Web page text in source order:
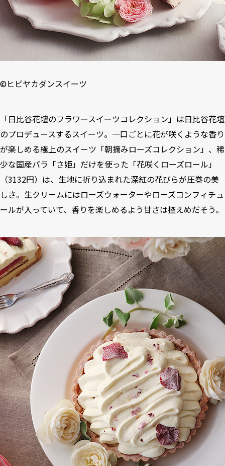
©ヒビヤカダンスイーツ
「日比谷花壇のフラワースイーツコレクション」は日比谷花壇
のプロデュースするスイーツ。一口ごとに花が咲くような香り
が楽しめる極上のスイーツ「朝摘みローズコレクション」、稀
少な国産バラ「さ姫」だけを使った「花咲くローズロール」
（3132円）は、生地に折り込まれた深紅の花びらが圧巻の美
しさ。生クリームにはローズウォーターやローズコンフィチュ
ールが入っていて、香りを楽しめるよう甘さは控えめだそう。